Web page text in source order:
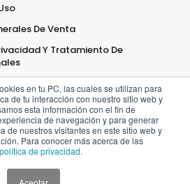
en tu PC, las cuales se utilizan para
de tu interacción con nuestro sitio web y
esta información con el fin de
de navegación y para generar
de nuestros visitantes en este sitio web y
Para conocer más acerca de las
política de privacidad.
De Venta
Y Tratamiento De
Todos los
Reservados